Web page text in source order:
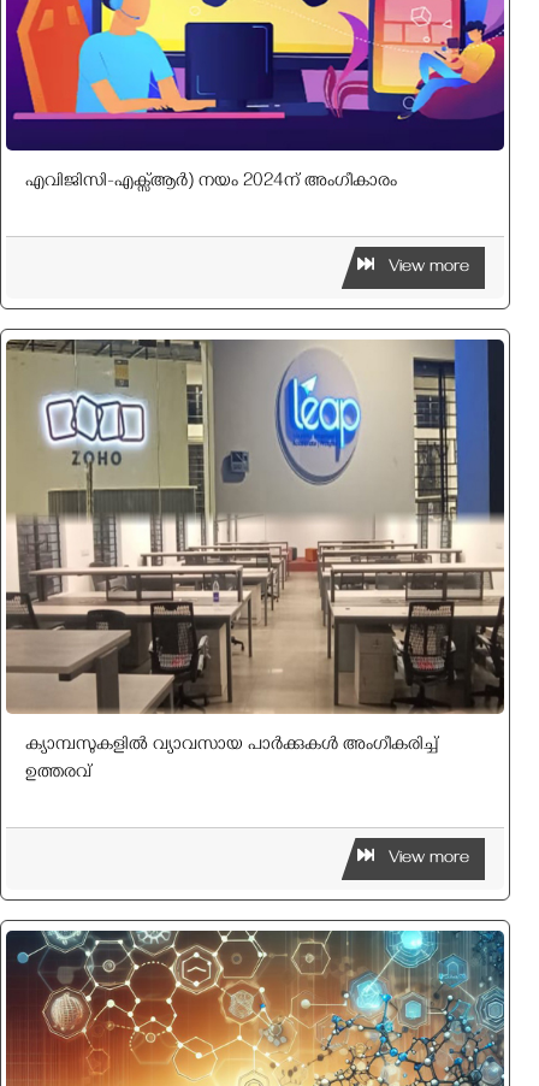
എവിജിസി-എക്സ്ആർ) നയം 2024ന് അംഗീകാരം
View more
ക്യാമ്പസുകളില്‍ വ്യാവസായ പാര്‍ക്കുകള്‍ അംഗീകരിച്ച്
ഉത്തരവ്
View more